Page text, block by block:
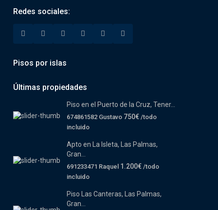
Redes sociales:
Pisos por islas
Últimas propiedades
Piso en el Puerto de la Cruz, Tener...
674861582 Gustavo 750€ /todo
incluido
Apto en La Isleta, Las Palmas,
Gran...
691233471 Raquel 1.200€ /todo
incluido
Piso Las Canteras, Las Palmas,
Gran...